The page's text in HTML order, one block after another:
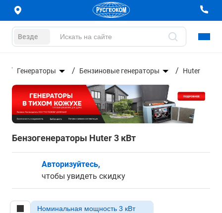
Везде
Генераторы Бензиновые генераторы Huter
Бензогенераторы Huter 3 кВт
Авторизуйтесь,
чтобы увидеть скидку
Номинальная мощность 3 кВт